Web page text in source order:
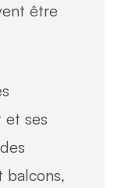
être
et ses
balcons,